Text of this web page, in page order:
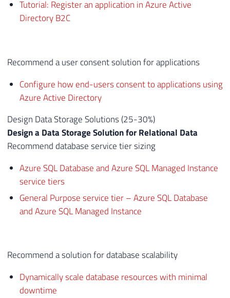
Tutorial: Register an application in Azure Active
Directory B2C
Recommend a user consent solution for applications
Configure how end-users consent to applications using
Azure Active Directory
Design Data Storage Solutions (25-30%)
Design a Data Storage Solution for Relational Data
Recommend database service tier sizing
Azure SQL Database and Azure SQL Managed Instance
service tiers
General Purpose service tier – Azure SQL Database
and Azure SQL Managed Instance
Recommend a solution for database scalability
Dynamically scale database resources with minimal
downtime